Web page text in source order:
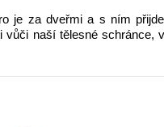
je za dveřmi a s ním
vůči naší tělesné schránce,